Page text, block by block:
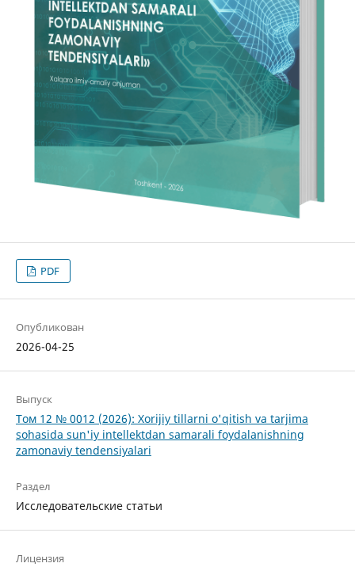
PDF
Опубликован
2026-04-25
Выпуск
Том 12 № 0012 (2026): Xorijiy tillarni o'qitish va tarjima
sohasida sun'iy intellektdan samarali foydalanishning
zamonaviy tendensiyalari
Раздел
Исследовательские статьи
Лицензия